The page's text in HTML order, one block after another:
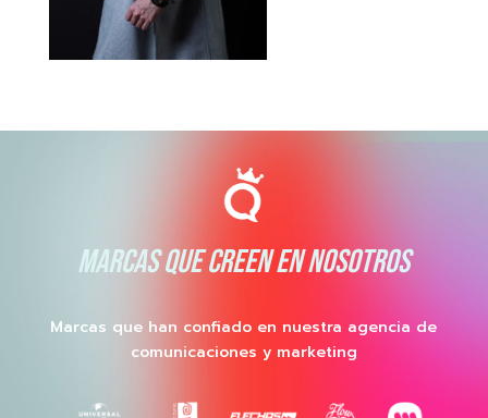
MARCAS QUE CREEN EN NOSOTROS
Marcas que han confiado en nuestra agencia de
comunicaciones y marketing